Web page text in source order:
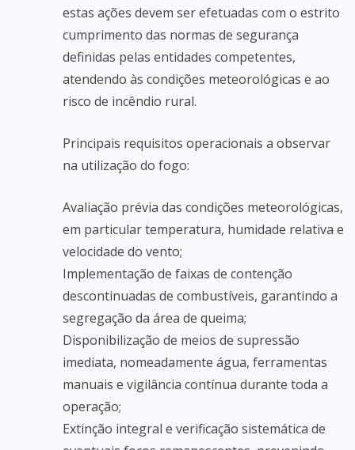
estas ações devem ser efetuadas com o estrito
cumprimento das normas de segurança
definidas pelas entidades competentes,
atendendo às condições meteorológicas e ao
risco de incêndio rural.
Principais requisitos operacionais a observar
na utilização do fogo:
Avaliação prévia das condições meteorológicas,
em particular temperatura, humidade relativa e
velocidade do vento;
Implementação de faixas de contenção
descontinuadas de combustíveis, garantindo a
segregação da área de queima;
Disponibilização de meios de supressão
imediata, nomeadamente água, ferramentas
manuais e vigilância contínua durante toda a
operação;
Extinção integral e verificação sistemática de